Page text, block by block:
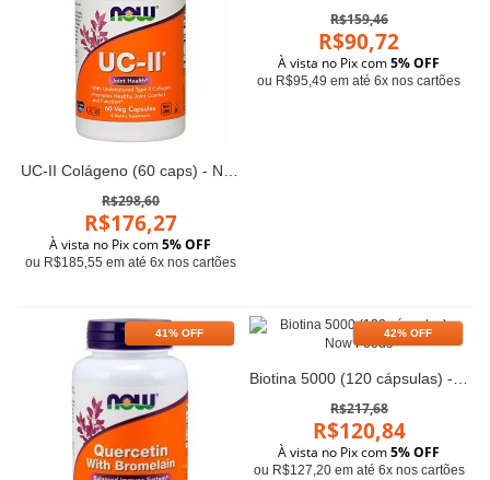
UC-II Colágeno (60 caps) - Now Foods
R$298,60
R$176,27
À vista no Pix com5% OFF
ou R$185,55 em até 6x nos cartões
R$159,46
R$90,72
À vista no Pix com5% OFF
ou R$95,49 em até 6x nos cartões
41% OFF 42% OFF
Biotina 5000 (120 cápsulas) - Now Foods
R$217,68
R$120,84
À vista no Pix com5% OFF
ou R$127,20 em até 6x nos cartões